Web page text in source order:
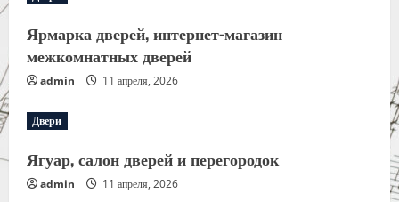
Ярмарка дверей, интернет-магазин
межкомнатных дверей
admin 11 апреля, 2026
Двери
Ягуар, салон дверей и перегородок
admin 11 апреля, 2026